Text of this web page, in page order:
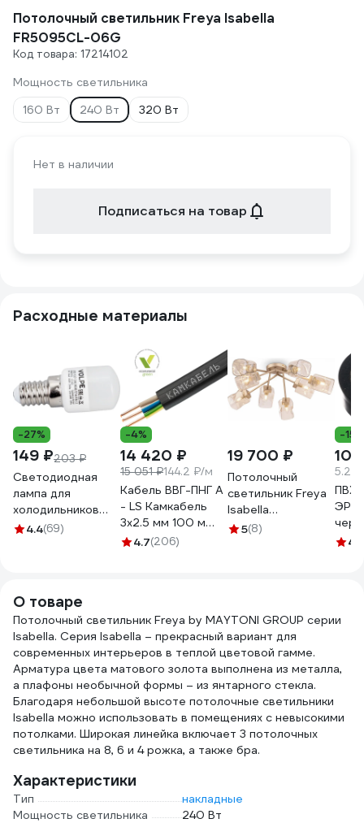
Потолочный светильник Freya Isabella
FR5095CL-06G
Код товара: 17214102
Мощность светильника
160 Вт
240 Вт 320 Вт
Нет в наличии
Подписаться на товар
Расходные материалы
-27%
149 ₽203 ₽
Светодиодная
лампа для
холодильников
Volpe Матовая
4.4(69)
-4%
14 420 ₽
15 051 ₽144.2 ₽/м
Кабель ВВГ-ПНГ А
- LS Камкабель
3x2.5 мм 100 м
ГОСТ
4.7(206)
19 700 ₽
Потолочный
светильник Freya
Isabella
FR5095CL-08G
5(8)
-15%
5.25
ПВХ-
ЭРА
4.8
О товаре
Потолочный светильник Freya by MAYTONI GROUP серии
Isabella. Серия Isabella – прекрасный вариант для
современных интерьеров в теплой цветовой гамме.
Арматура цвета матового золота выполнена из металла,
а плафоны необычной формы – из янтарного стекла.
Благодаря небольшой высоте потолочные светильники
Isabella можно использовать в помещениях с невысокими
потолками. Широкая линейка включает 3 потолочных
светильника на 8, 6 и 4 рожка, а также бра.
Характеристики
Тип
накладные
Мощность светильника
240 Вт